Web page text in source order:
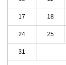
17 18
24 25
31